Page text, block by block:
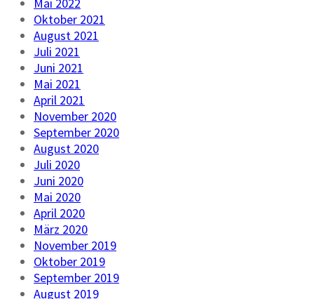
Mai 2022
Oktober 2021
August 2021
Juli 2021
Juni 2021
Mai 2021
April 2021
November 2020
September 2020
August 2020
Juli 2020
Juni 2020
Mai 2020
April 2020
März 2020
November 2019
Oktober 2019
September 2019
August 2019